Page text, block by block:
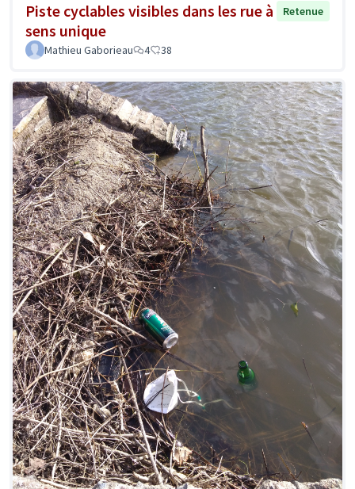
Piste cyclables visibles dans les rue à
sens unique
Retenue
Mathieu Gaborieau 4 38